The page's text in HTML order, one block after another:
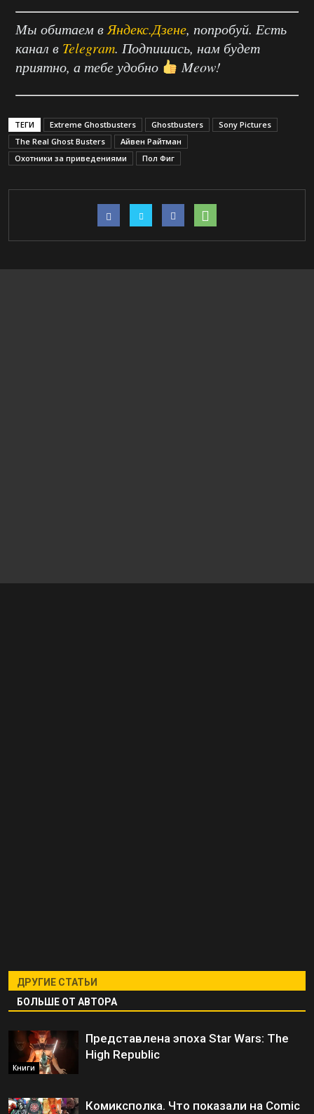
Мы обитаем в Яндекс.Дзене, попробуй. Есть
канал в Telegram. Подпишись, нам будет
приятно, а тебе удобно
Meow!
ТЕГИ Extreme Ghostbusters Ghostbusters
Sony Pictures
The Real Ghost Busters
Айвен Райтман
Охотники за приведениями
Пол Фиг
ДРУГИЕ СТАТЬИ
БОЛЬШЕ ОТ АВТОРА
Книги
Представлена эпоха Star Wars: The
High Republic
Комиксполка. Что показали на Comic